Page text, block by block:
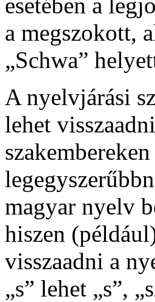
a megszokott,
„Schwa”
A nyelvjárási
lehet
magyar nyelv
hiszen
visszaadni a
„s” lehet „s”,